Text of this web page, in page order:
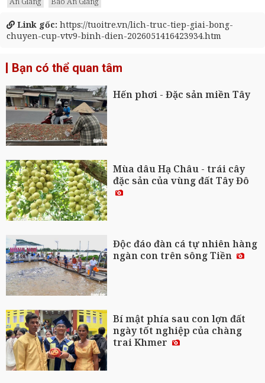
Link gốc: https://tuoitre.vn/lich-truc-tiep-giai-bong-
chuyen-cup-vtv9-binh-dien-2026051416423934.htm
Bạn có thể quan tâm
Hến phơi - Đặc sản miền Tây
Mùa dâu Hạ Châu - trái cây
đặc sản của vùng đất Tây Đô
Độc đáo đàn cá tự nhiên hàng
ngàn con trên sông Tiền
Bí mật phía sau con lợn đất
ngày tốt nghiệp của chàng
trai Khmer